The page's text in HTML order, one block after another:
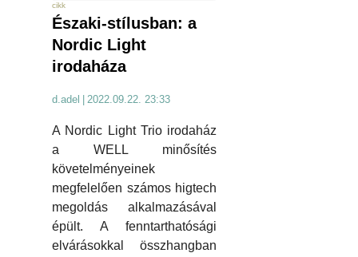
cikk
Északi-stílusban: a
Nordic Light
irodaháza
d.adel 2022.09.22. 23:33
A Nordic Light Trio irodaház
a WELL minősítés
követelményeinek
megfelelően számos higtech
megoldás alkalmazásával
épült. A fenntarthatósági
elvárásokkal összhangban